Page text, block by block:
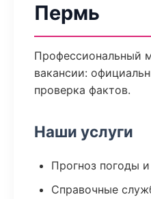
Пермь
Профессиональный
вакансии:
проверка фактов.
Наши услуги
Прогноз погоды
Справочные